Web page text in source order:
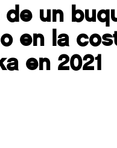
un
en la
en 2021